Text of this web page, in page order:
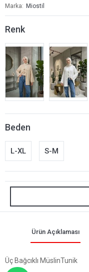
Marka
Miostil
Renk
Beden
L-XL S-M
Ürün Açıklaması
Üç Bağcıklı MüslinTunik